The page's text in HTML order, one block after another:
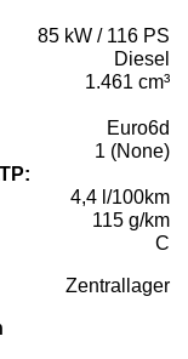
85 kW / 116 PS
Diesel
1.461 cm³
Euro6d
1 (None)
4,4 l/100km
115 g/km
C
Zentrallager